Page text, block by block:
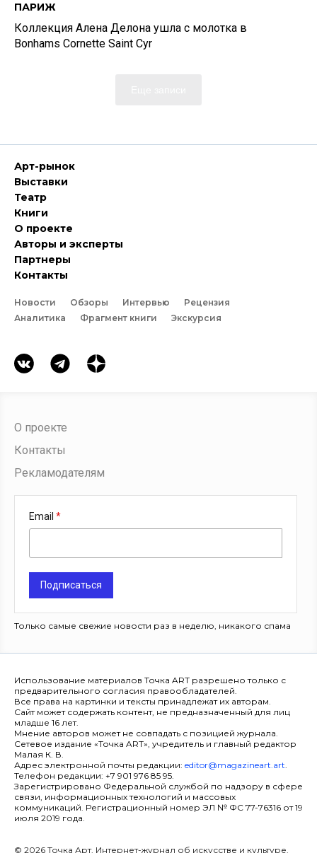
ПАРИЖ
Коллекция Алена Делона ушла с молотка в
Bonhams Cornette Saint Cyr
Арт-рынок
Выставки
Театр
Книги
О проекте
Авторы и эксперты
Партнеры
Контакты
Новости Обзоры Интервью
Рецензия
Аналитика
Фрагмент книги Экскурсия
О проекте
Контакты
Рекламодателям
Email
Подписаться
Только самые свежие новости раз в неделю, никакого спама
Использование материалов Точка ART разрешено только с
предварительного согласия правообладателей.
Все права на картинки и тексты принадлежат их авторам.
Сайт может содержать контент, не предназначенный для лиц
младше 16 лет.
Мнение авторов может не совпадать с позицией журнала.
Сетевое издание «Точка ART», учредитель и главный редактор
Малая К. В.
Адрес электронной почты редакции: editor@magazineart.art.
Телефон редакции: +7 901 976 85 95.
Зарегистрировано Федеральной службой по надзору в сфере
связи, информационных технологий и массовых
коммуникаций. Регистрационный номер ЭЛ № ФС 77-76316 от 19
июля 2019 года.
© 2026 Точка Арт. Интернет-журнал об искусстве и культуре.